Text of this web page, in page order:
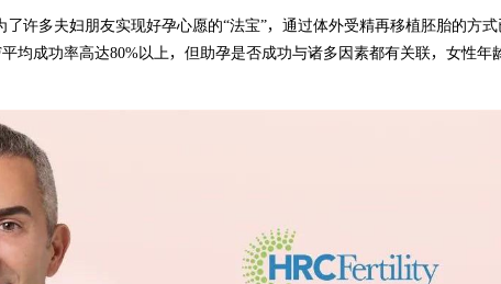
许多夫妇朋友实现好孕心愿的“法宝”，通过体外受精再移植胚胎的方式
均成功率高达80%以上，但助孕是否成功与诸多因素都有关联，女性年